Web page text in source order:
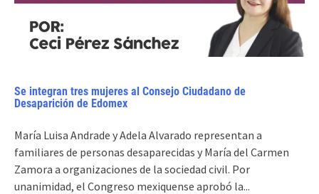
Se integran tres mujeres al Consejo Ciudadano de
Desaparición de Edomex
María Luisa Andrade y Adela Alvarado representan a
familiares de personas desaparecidas y María del Carmen
Zamora a organizaciones de la sociedad civil. Por
unanimidad, el Congreso mexiquense aprobó la...